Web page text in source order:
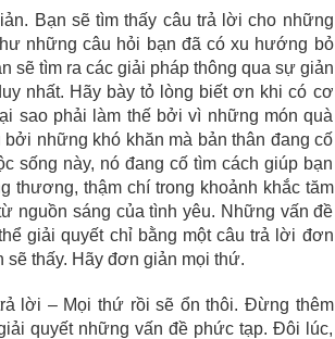
Bạn sẽ tìm thấy câu trả lời cho những
những câu hỏi bạn đã có xu hướng bỏ
sẽ tìm ra các giải pháp thông qua sự giản
nhất. Hãy bày tỏ lòng biết ơn khi có cơ
sao phải làm thế bởi vì những món quà
những khó khăn mà bản thân đang cố
sống này, nó đang cố tìm cách giúp bạn
thương, thậm chí trong khoảnh khắc tăm
nguồn sáng của tình yêu. Những vấn đề
giải quyết chỉ bằng một câu trả lời đơn
thấy. Hãy đơn giản mọi thứ.
lời – Mọi thứ rồi sẽ ổn thôi. Đừng thêm
quyết những vấn đề phức tạp. Đôi lúc,